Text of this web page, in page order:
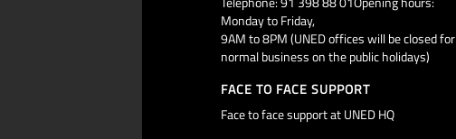
Monday to Friday,
9AM to 8PM (UNED offices will be closed for
normal business on the public holidays)
FACE TO FACE SUPPORT
Face to face support at UNED HQ